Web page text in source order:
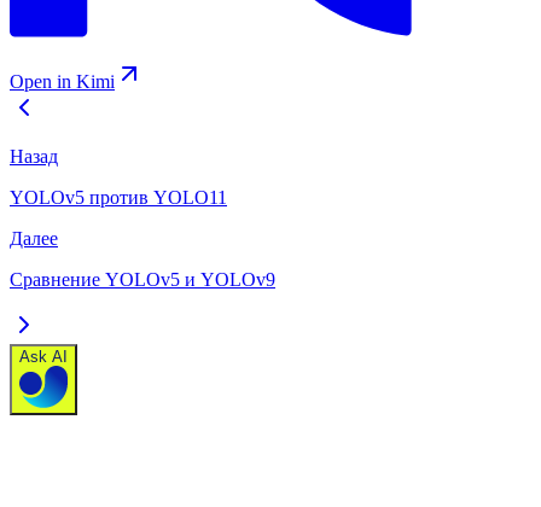
Open in Kimi
Назад
YOLOv5 против YOLO11
Далее
Сравнение YOLOv5 и YOLOv9
Ask AI